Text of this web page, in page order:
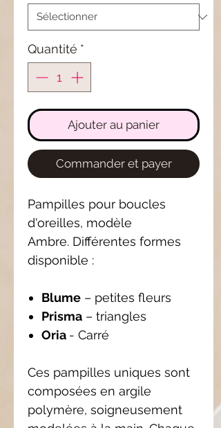
Quantité *
Ajouter au panier
Commander et payer
Pampilles pour boucles
d'oreilles, modèle
Ambre. Différentes formes
disponible :
Blume – petites fleurs
Prisma – triangles
Oria - Carré
Ces pampilles uniques sont
composées en argile
polymère, soigneusement